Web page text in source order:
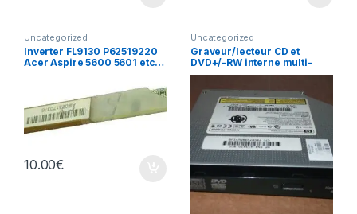
Uncategorized
Inverter FL9130 P62519220
Acer Aspire 5600 5601 etc…
10.00€
Uncategorized
Graveur/lecteur CD et
DVD+/-RW interne multi-
recorder portable TS-L632